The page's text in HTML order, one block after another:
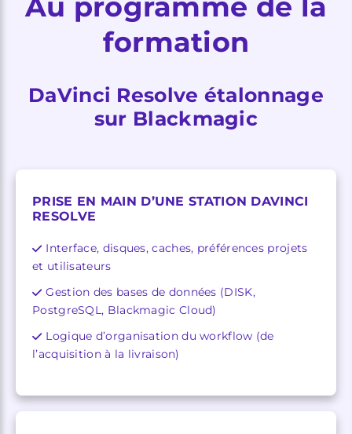
formation
DaVinci Resolve étalonnage
sur Blackmagic
PRISE EN MAIN D’UNE STATION DAVINCI
RESOLVE
Interface, disques, caches, préférences projets
et utilisateurs
Gestion des bases de données (DISK,
PostgreSQL, Blackmagic Cloud)
Logique d’organisation du workflow (de
l’acquisition à la livraison)